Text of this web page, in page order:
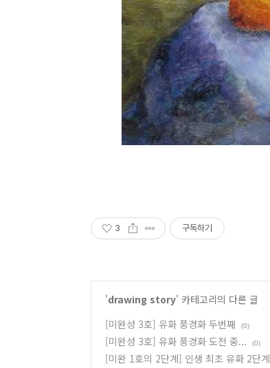
3 구독하기
'drawing story' 카테고리의 다른 글
[미완성 3호] 유화 풍경화 두번째
(0)
[미완성 3호] 유화 풍경화 도전 중... (0)
[미완 1호의 2단계] 인생 최초 유화 2단계